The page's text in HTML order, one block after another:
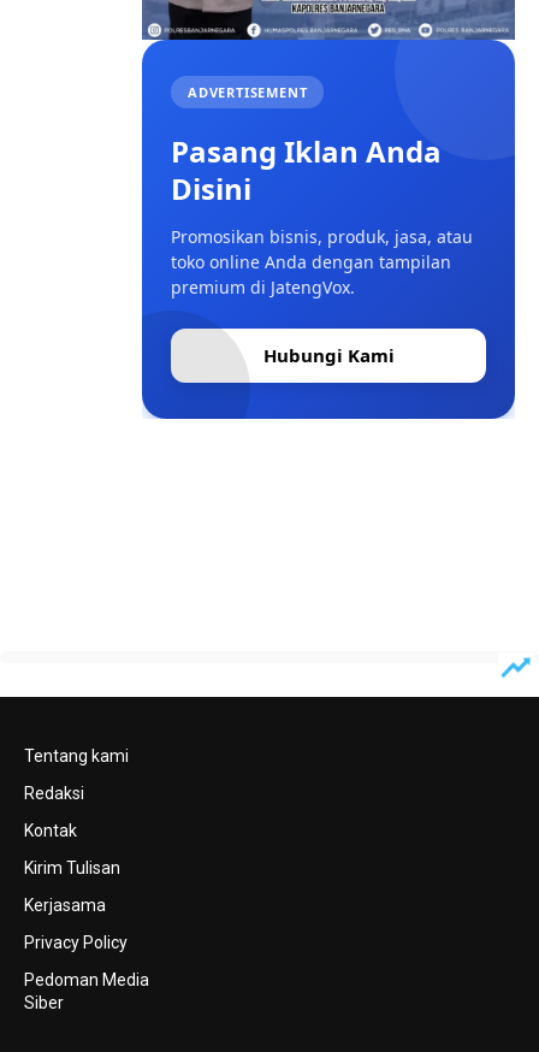
ADVERTISEMENT
Pasang Iklan Anda
Disini
Promosikan bisnis, produk, jasa, atau
toko online Anda dengan tampilan
premium di JatengVox.
Hubungi Kami
Tentang kami
Redaksi
Kontak
Kirim Tulisan
Kerjasama
Privacy Policy
Pedoman Media
Siber